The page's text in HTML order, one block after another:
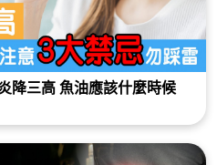
降三高 魚油應該什麼時候